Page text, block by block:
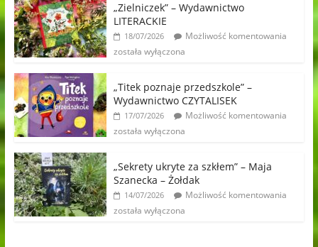
„Zielniczek” – Wydawnictwo
LITERACKIE
18/07/2026
Możliwość komentowania
została wyłączona
„Titek poznaje przedszkole” –
Wydawnictwo CZYTALISEK
17/07/2026
Możliwość komentowania
została wyłączona
„Sekrety ukryte za szkłem” – Maja
Szanecka – Żołdak
14/07/2026
Możliwość komentowania
została wyłączona